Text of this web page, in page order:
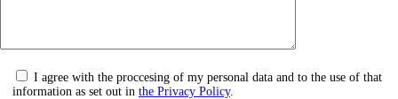
I agree with the proccesing of my personal data and to the use of that
information as set out in the Privacy Policy.